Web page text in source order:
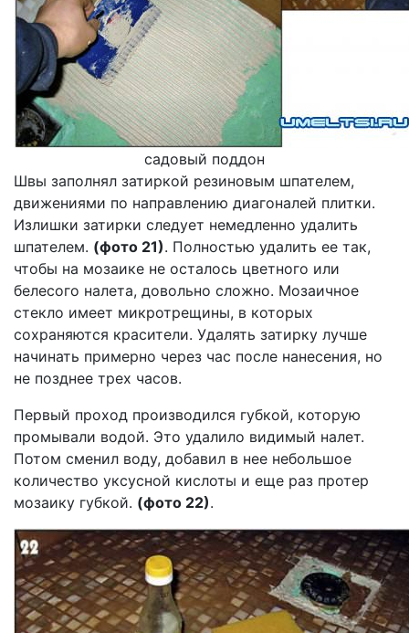
садовый поддон
Швы заполнял затиркой резиновым шпателем,
движениями по направлению диагоналей плитки.
Излишки затирки следует немедленно удалить
шпателем. (фото 21). Полностью удалить ее так,
чтобы на мозаике не осталось цветного или
белесого налета, довольно сложно. Мозаичное
стекло имеет микротрещины, в которых
сохраняются красители. Удалять затирку лучше
начинать примерно через час после нанесения, но
не позднее трех часов.
Первый проход производился губкой, которую
промывали водой. Это удалило видимый налет.
Потом сменил воду, добавил в нее небольшое
количество уксусной кислоты и еще раз протер
мозаику губкой. (фото 22).